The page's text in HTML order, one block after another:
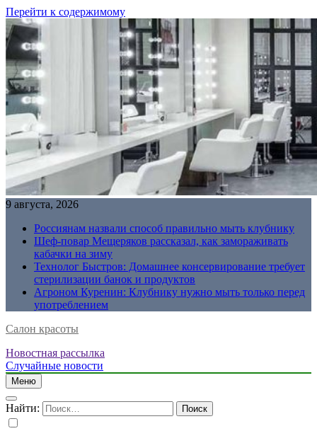
Перейти к содержимому
9 августа, 2026
Россиянам назвали способ правильно мыть клубнику
Шеф-повар Мещеряков рассказал, как замораживать
кабачки на зиму
Технолог Быстров: Домашнее консервирование требует
стерилизации банок и продуктов
Агроном Куренин: Клубнику нужно мыть только перед
употреблением
Салон красоты
Новостная рассылка
Случайные новости
Меню
Найти: